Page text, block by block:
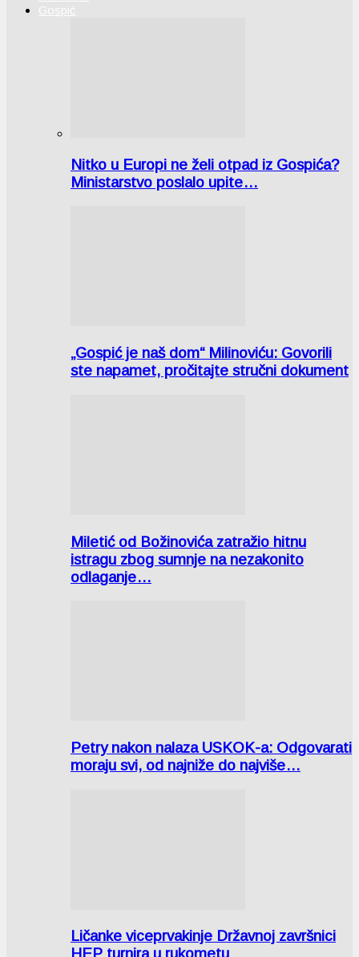
Gospić
Nitko u Europi ne želi otpad iz Gospića?
Ministarstvo poslalo upite…
„Gospić je naš dom“ Milinoviću: Govorili
ste napamet, pročitajte stručni dokument
Miletić od Božinovića zatražio hitnu
istragu zbog sumnje na nezakonito
odlaganje…
Petry nakon nalaza USKOK-a: Odgovarati
moraju svi, od najniže do najviše…
Ličanke viceprvakinje Državnoj završnici